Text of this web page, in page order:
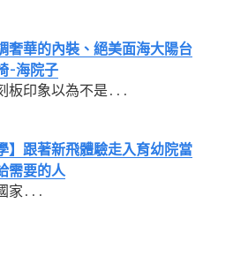
奢華的內裝、絕美面海大陽台
-海院子
板印象以為不是...
】跟著新飛體驗走入育幼院當
需要的人
家...